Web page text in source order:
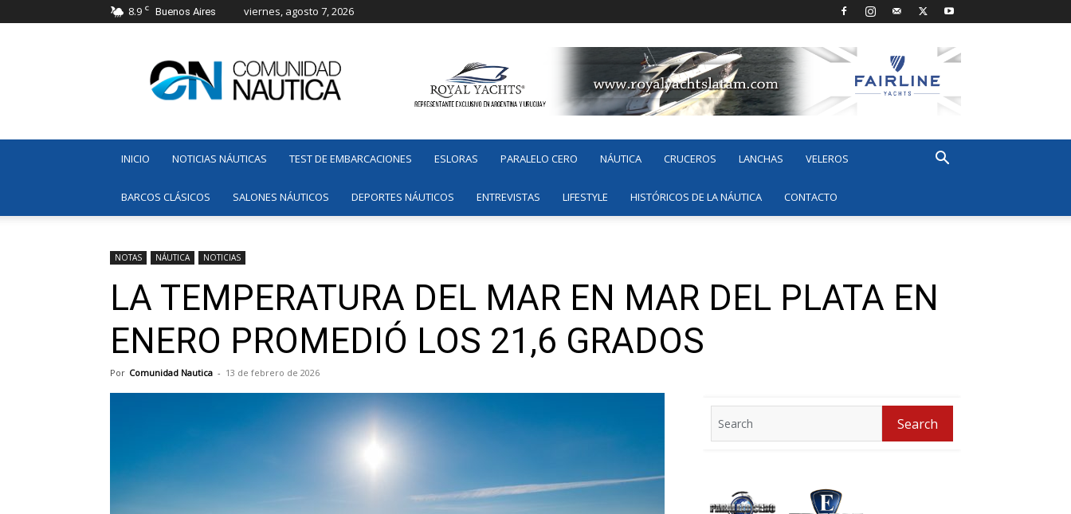
8.9 C Buenos Aires viernes, agosto 7, 2026
Náutica
INICIO NOTICIAS NÁUTICAS TEST DE EMBARCACIONES ESLORAS PARALELO CERO NÁUTICA CRUCEROS LANCHAS VELEROS
BARCOS CLÁSICOS SALONES NÁUTICOS DEPORTES NÁUTICOS ENTREVISTAS LIFESTYLE HISTÓRICOS DE LA NÁUTICA CONTACTO
NOTAS NÁUTICA NOTICIAS
LA TEMPERATURA DEL MAR EN MAR DEL PLATA EN
ENERO PROMEDIÓ LOS 21,6 GRADOS
Por Comunidad Nautica - 13 de febrero de 2026
for:
Search